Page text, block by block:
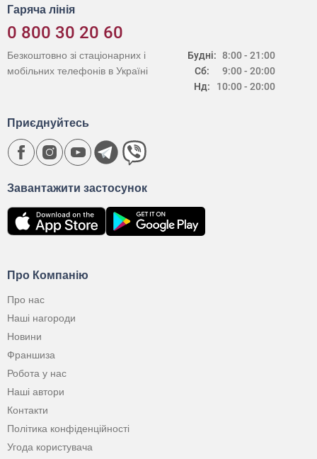
Гаряча лінія
0 800 30 20 60
Будні:
Сб:
Нд:
8:00 - 21:00
9:00 - 20:00
10:00 - 20:00
Безкоштовно зі стаціонарних і
мобільних телефонів в Україні
Про Компанію
Про нас
Наші нагороди
Новини
Франшиза
Робота у нас
Наші автори
Контакти
Політика конфіденційності
Угода користувача
Завантажити застосунок
Приєднуйтесь